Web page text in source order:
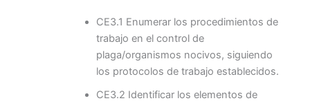
CE3.1 Enumerar los procedimientos de
trabajo en el control de
plaga/organismos nocivos, siguiendo
los protocolos de trabajo establecidos.
CE3.2 Identificar los elementos de